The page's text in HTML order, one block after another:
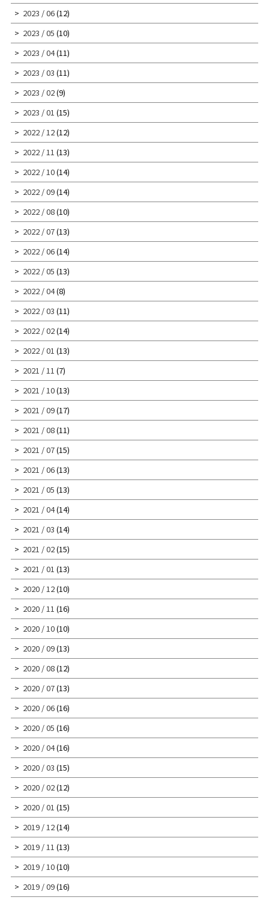
2023 / 06(12)
2023 / 05 (10)
2023 / 04(11)
2023 / 03 (11)
2023 / 02(9)
2023 / 01 (15)
2022 / 12(12)
2022 / 11 (13)
2022 / 10(14)
2022 / 09(14)
2022 / 08(10)
2022 / 07(13)
2022 / 06(14)
2022 / 05 (13)
2022 / 04(8)
2022 / 03 (11)
2022 / 02(14)
2022 / 01 (13)
2021 / 11 (7)
2021 / 10(13)
2021 / 09(17)
2021 / 08(11)
2021 / 07(15)
2021 / 06(13)
2021 / 05 (13)
2021 / 04(14)
2021 / 03 (14)
2021 / 02(15)
2021 / 01 (13)
2020 / 12(10)
2020 / 11 (16)
2020 / 10(10)
2020 / 09(13)
2020 / 08(12)
2020 / 07(13)
2020 / 06(16)
2020 / 05 (16)
2020 / 04(16)
2020 / 03 (15)
2020 / 02(12)
2020 / 01 (15)
2019 / 12(14)
2019 / 11 (13)
2019 / 10(10)
2019 / 09(16)